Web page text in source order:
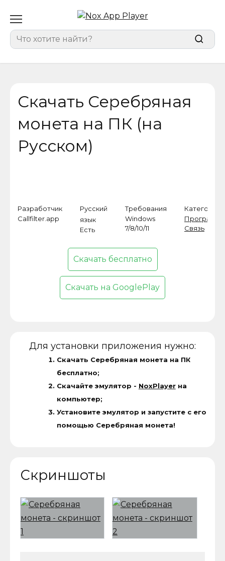
содержанию
for:
Скачать Серебряная
монета на ПК (на
Русском)
Разработчик
Callfilter.app
Русский
язык
Есть
Требования
Windows
7/8/10/11
Категория
Программы
Связь
Скачать бесплатно
Скачать на GooglePlay
Для установки приложения нужно:
Скачать Серебряная монета на ПК
бесплатно;
Скачайте эмулятор - NoxPlayerна
компьютер;
Установите эмулятор и запустите с его
помощью Серебряная монета!
Скриншоты